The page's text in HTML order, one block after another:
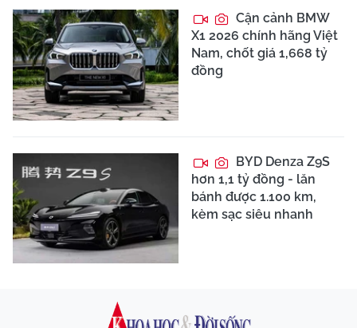
Cận cảnh BMW
X1 2026 chính hãng Việt
Nam, chốt giá 1,668 tỷ
đồng
BYD Denza Z9S
hơn 1,1 tỷ đồng - lăn
bánh được 1.100 km,
kèm sạc siêu nhanh